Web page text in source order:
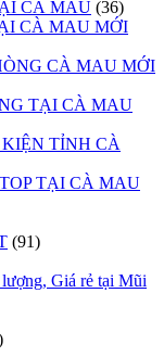
CÀ MAU (36)
CÀ MAU MỚI
CÀ MAU MỚI
TẠI CÀ MAU
TỈNH CÀ
TẠI CÀ MAU
(91)
Giá rẻ tại Mũi